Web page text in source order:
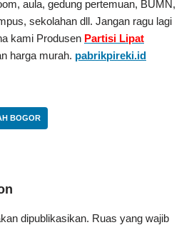
aula, gedung pertemuan, BUMN,
sekolahan dll. Jangan ragu lagi
kami Produsen Partisi Lipat
harga murah. pabrikpireki.id
BOGOR
dipublikasikan. Ruas yang wajib